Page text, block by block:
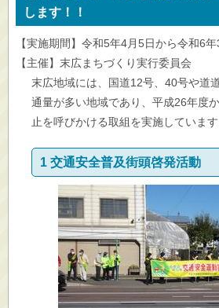
します！！
【実施期間】令和5年4月5日から令和6
【主催】末広まちづくり実行委員会
末広地域には、国道12号、40号や道
通量が多い地域であり、平成26年度
止を呼びかける取組を実施しています
1 交通安全普及街頭啓発活動